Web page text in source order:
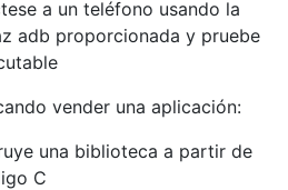
a un teléfono usando la
adb proporcionada y pruebe
vender una aplicación:
una biblioteca a partir de
C